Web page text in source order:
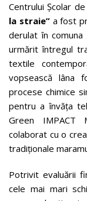
Centrului Școlar de
la straie”a fost
derulat în comuna
urmărit întregul
textile
vopsească lâna
procese chimice
pentru a învăța
Green IMPACT
colaborat cu o
tradiționale
Potrivit evaluării
cele mai mari